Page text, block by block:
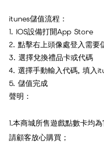
itunes儲值流程：
1. IOS設備打開App Store
2. 點擊右上頭像處登入需要
3. 選擇兌換禮品卡或代碼
4. 選擇手動輸入代碼, 填入
5. 儲值完成
聲明：
1.本商城所售遊戲點數卡均
請顧客放心購買；